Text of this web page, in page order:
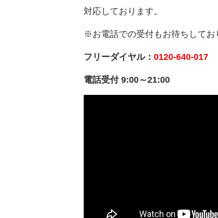
対応しております。
※お電話での受付もお待ちしてお
フリーダイヤル： 0120-640-017
電話受付 9:00～21:00